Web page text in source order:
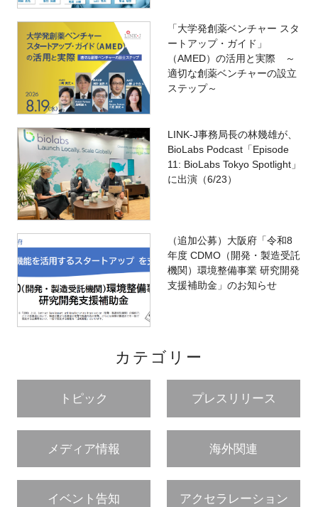
「大学発創薬ベンチャー スタ
ートアップ・ガイド」
（AMED）の活用と実際 ～
適切な創薬ベンチャーの設立
ステップ～
LINK-J事務局長の林幾雄が、
BioLabs Podcast「Episode
11: BioLabs Tokyo Spotlight」
に出演（6/23）
（追加公募）大阪府「令和8
年度 CDMO（開発・製造受託
機関）環境整備事業 研究開発
支援補助金」のお知らせ
カテゴリー
トピック プレスリリース
メディア情報 海外関連
イベント告知 アクセラレーション